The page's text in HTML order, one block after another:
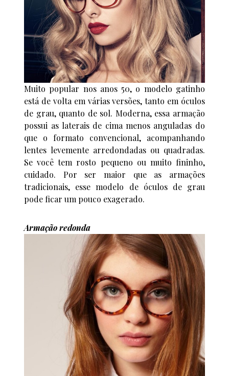
Muito popular nos anos 50, o modelo gatinho
está de volta em várias versões, tanto em óculos
de grau, quanto de sol. Moderna, essa armação
possui as laterais de cima menos anguladas do
que o formato convencional, acompanhando
lentes levemente arredondadas ou quadradas.
Se você tem rosto pequeno ou muito fininho,
cuidado. Por ser maior que as armações
tradicionais, esse modelo de óculos de grau
pode ficar um pouco exagerado.
Armação redonda